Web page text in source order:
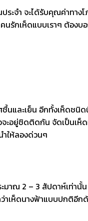
ระจำ จะได้รับคุณค่าทา
รักเห็ดแบบเราๆ ต้อง
และเย็น อีกทั้งเห็ดชนิ
อยู่ชิดติดกัน จัดเป็นเห็ด
ำให้ลองด่วนๆ
มาณ 2 – 3 สัปดาห์เท่านั้
ว่าเห็ดนางฟ้าแบบปกติ